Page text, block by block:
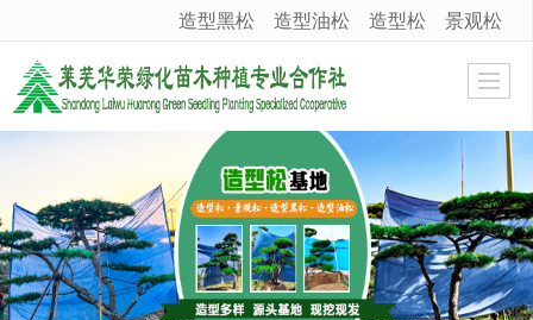
很遗憾，因您的浏览器版本过低导致无法获得最佳浏览体验，推荐下载安装谷歌浏览器！
造型黑松 造型油松 造型松 景观松